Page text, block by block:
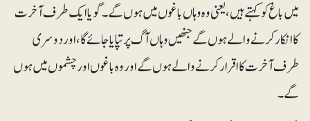
میں باغ کو کہتے ہیں، یعنی وہ وہاں باغوں میں ہوں گے۔ گویا ایک طرف آخرت
کا انکار کرنے والے ہوں گے جنھیں وہاں آگ پر تپایا جائے گا، اور دوسری
طرف آخرت کا اقرار کرنے والے ہوں گے اور وہ باغوں اور چشموں میں ہوں
گے۔